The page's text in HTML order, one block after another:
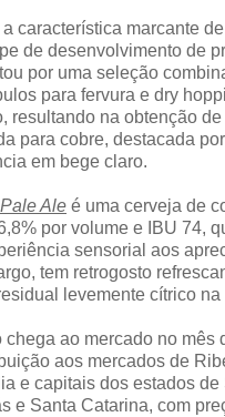
característica marcante
de desenvolvimento de
por uma seleção
para fervura e dry
resultando na obtenção
para cobre, destacada
em bege claro.
Ale é uma cerveja de
por volume e IBU 74,
sensorial aos
tem retrogosto
levemente cítrico na
chega ao mercado no mês
aos mercados de
e capitais dos estados
e Santa Catarina, com